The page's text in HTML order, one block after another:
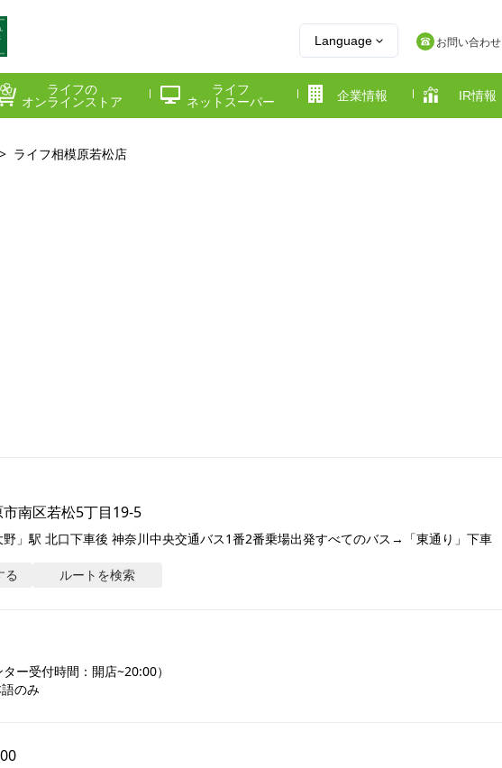
Language お問い合わせ
ライフの
オンラインストア
ライフ
ネットスーパー
企業情報 IR情報
ライフ相模原若松店
南区若松5丁目19-5
」駅 北口下車後 神奈川中央交通バス1番2番乗場出発すべてのバス→「東通り」下車
る ルートを検索
ー受付時間：開店~20:00）
のみ